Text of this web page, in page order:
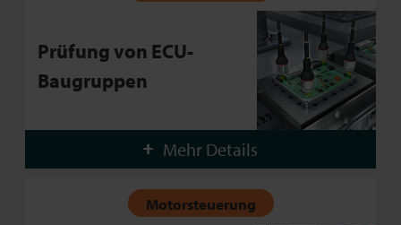
Prüfung von ECU-
Baugruppen
Mehr Details
Motorsteuerung